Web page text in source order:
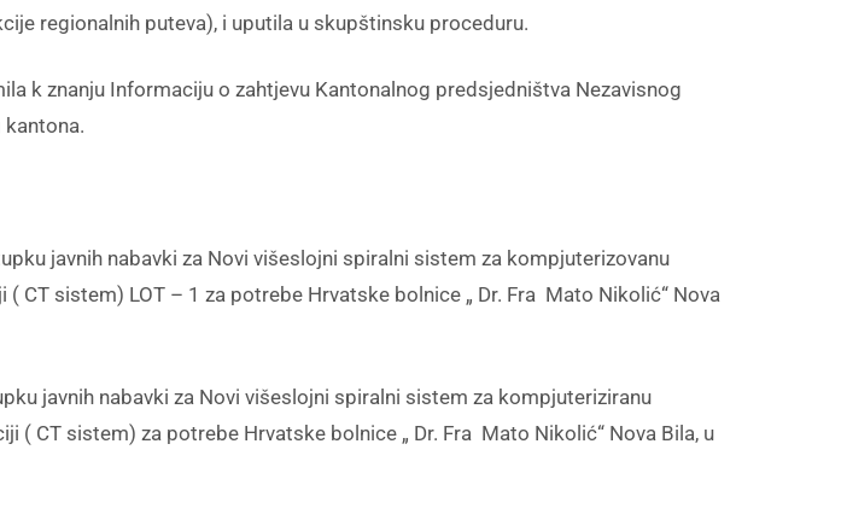
regionalnih puteva), i uputila u skupštinsku proceduru.
k znanju Informaciju o zahtjevu Kantonalnog predsjedništva Nezavisnog
javnih nabavki za Novi višeslojni spiralni sistem za kompjuterizovanu
sistem) LOT – 1 za potrebe Hrvatske bolnice „ Dr. Fra Mato Nikolić“ Nova
nabavki za Novi višeslojni spiralni sistem za kompjuteriziranu
CT sistem) za potrebe Hrvatske bolnice „ Dr. Fra Mato Nikolić“ Nova Bila, u